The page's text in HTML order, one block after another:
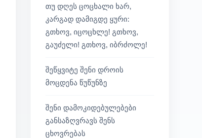
თუ დღეს ცოცხალი ხარ,
კარგად დამიგდე ყური:
გთხოვ, იცოცხლე! გთხოვ,
გაუძელი! გთხოვ, იბრძოლე!
შეწყვიტე შენი დროის
მოცდენა წუწუნზე
შენი დამოკიდებულებები
განსაზღვრავს შენს
ცხოვრებას